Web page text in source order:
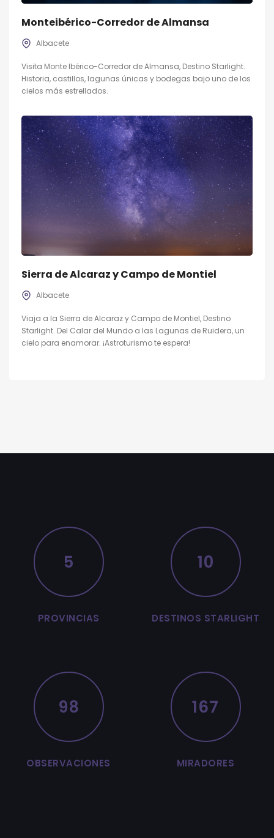
Monteibérico-Corredor de Almansa
Albacete
Visita Monte Ibérico-Corredor de Almansa, Destino Starlight.
Historia, castillos, lagunas únicas y bodegas bajo uno de los
cielos más estrellados.
Sierra de Alcaraz y Campo de Montiel
Albacete
Viaja a la Sierra de Alcaraz y Campo de Montiel, Destino
Starlight. Del Calar del Mundo a las Lagunas de Ruidera, un
cielo para enamorar. ¡Astroturismo te espera!
5
PROVINCIAS
10
DESTINOS STARLIGHT
98
OBSERVACIONES
167
MIRADORES